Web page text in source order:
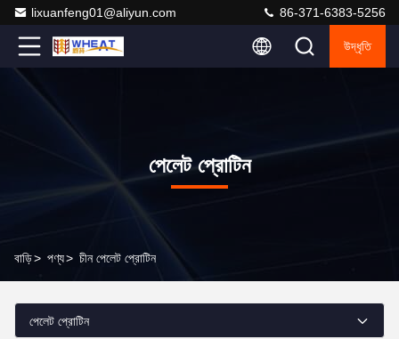
lixuanfeng01@aliyun.com 86-371-6383-5256
উদ্ধৃতি
পেলেট প্রোটিন
বাড়ি> পণ্য> চীন পেলেট প্রোটিন
পেলেট প্রোটিন